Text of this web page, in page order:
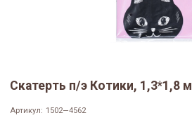
Скатерть п/э Котики, 1,3*1,8 м
Артикул: 1502—4562